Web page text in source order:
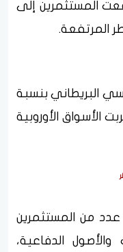
المستثمرين إلى
المرتفعة.
البريطاني بنسبة
الأسواق الأوروبية
من المستثمرين
الدفاعية،